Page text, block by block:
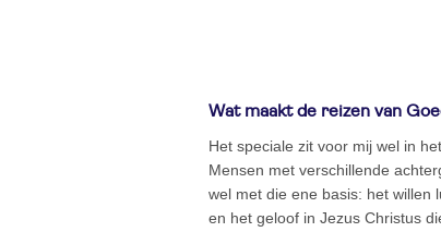
Wat maakt de reizen van
Het speciale zit voor mij wel in
Mensen met verschillende
wel met die ene basis: het willen
en het geloof in Jezus Christus